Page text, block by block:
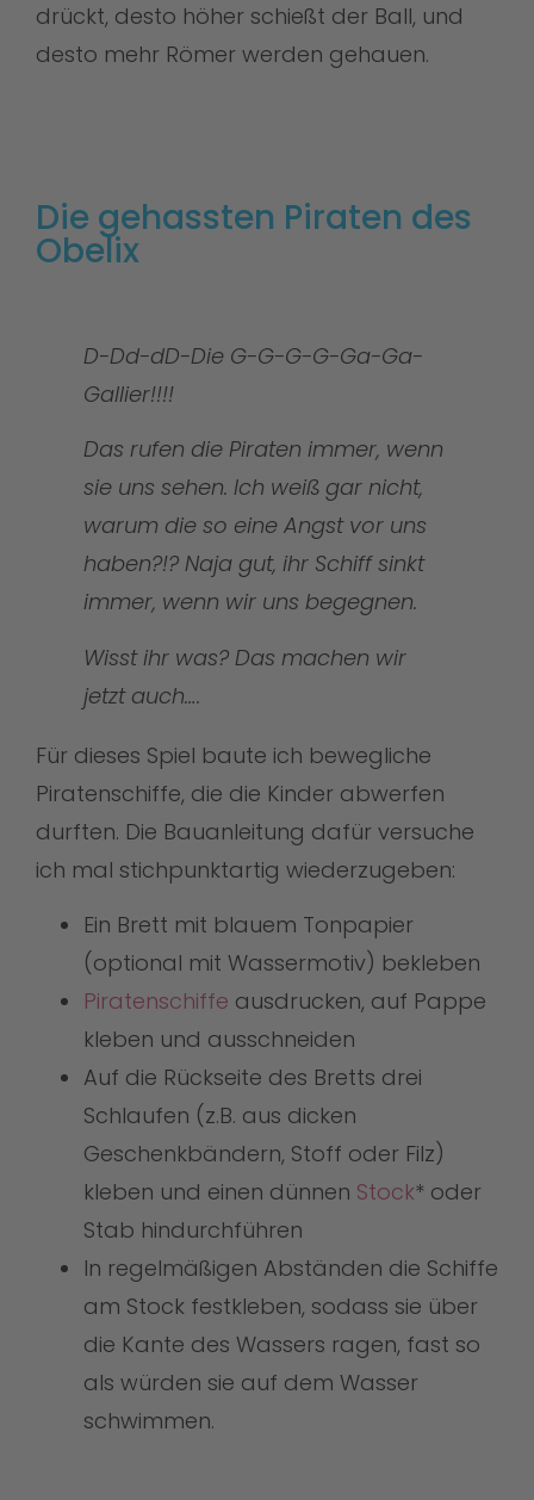
drückt, desto höher schießt der Ball, und
desto mehr Römer werden gehauen.
Die gehassten Piraten des
Obelix
D-Dd-dD-Die G-G-G-G-Ga-Ga-
Gallier!!!!
Das rufen die Piraten immer, wenn
sie uns sehen. Ich weiß gar nicht,
warum die so eine Angst vor uns
haben?!? Naja gut, ihr Schiff sinkt
immer, wenn wir uns begegnen.
Wisst ihr was? Das machen wir
jetzt auch….
Für dieses Spiel baute ich bewegliche
Piratenschiffe, die die Kinder abwerfen
durften. Die Bauanleitung dafür versuche
ich mal stichpunktartig wiederzugeben:
Ein Brett mit blauem Tonpapier
(optional mit Wassermotiv) bekleben
Piratenschiffe ausdrucken, auf Pappe
kleben und ausschneiden
Auf die Rückseite des Bretts drei
Schlaufen (z.B. aus dicken
Geschenkbändern, Stoff oder Filz)
kleben und einen dünnen Stock* oder
Stab hindurchführen
In regelmäßigen Abständen die Schiffe
am Stock festkleben, sodass sie über
die Kante des Wassers ragen, fast so
als würden sie auf dem Wasser
schwimmen.